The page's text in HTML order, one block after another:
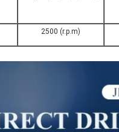
2500 (r.p.m)